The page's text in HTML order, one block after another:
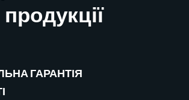
продукції
ГАРАНТІЯ